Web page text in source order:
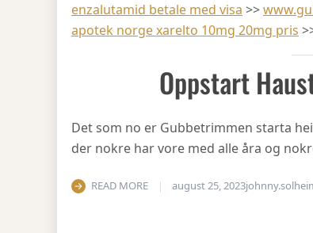
enzalutamid betale med visa >>
apotek norge xarelto 10mg 20mg pris
Oppstart
Det som no er Gubbetrimmen starta
der nokre har vore med alle åra og
READ MORE august 25, 2023